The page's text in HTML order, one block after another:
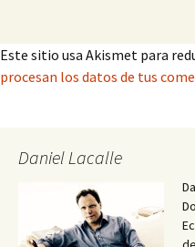
Este sitio usa Akismet para
procesan los datos de tus
Daniel Lacalle